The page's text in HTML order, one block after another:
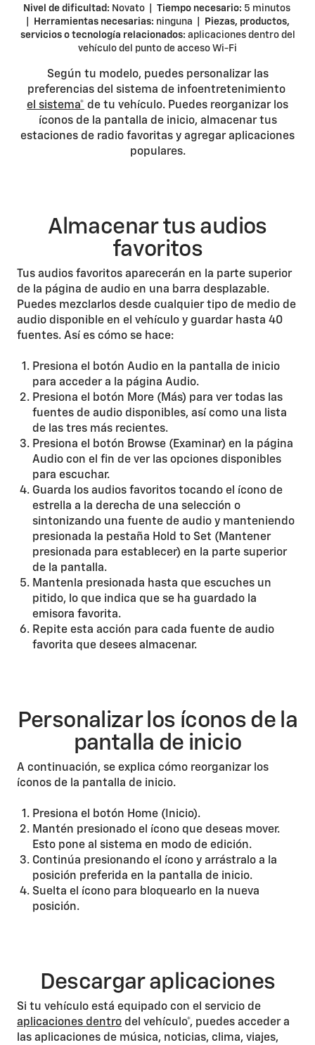
Nivel de dificultad: Novato | Tiempo necesario: 5 minutos
Herramientas necesarias: ninguna |
Piezas, productos,
servicios o tecnología relacionados: aplicaciones dentro del
vehículo del punto de acceso Wi-Fi
Según tu modelo, puedes personalizar las
preferencias del sistema de infoentretenimiento
el sistema* de tu vehículo. Puedes reorganizar los
íconos de la pantalla de inicio, almacenar tus
estaciones de radio favoritas y agregar aplicaciones
populares.
Almacenar tus audios
favoritos
Tus audios favoritos aparecerán en la parte superior
de la página de audio en una barra desplazable.
Puedes mezclarlos desde cualquier tipo de medio de
audio disponible en el vehículo y guardar hasta 40
fuentes. Así es cómo se hace:
Presiona el botón Audio en la pantalla de inicio
para acceder a la página Audio.
Presiona el botón More (Más) para ver todas las
fuentes de audio disponibles, así como una lista
de las tres más recientes.
Presiona el botón Browse (Examinar) en la página
Audio con el fin de ver las opciones disponibles
para escuchar.
Guarda los audios favoritos tocando el ícono de
estrella a la derecha de una selección o
sintonizando una fuente de audio y manteniendo
presionada la pestaña Hold to Set (Mantener
presionada para establecer) en la parte superior
de la pantalla.
Mantenla presionada hasta que escuches un
pitido, lo que indica que se ha guardado la
emisora favorita.
Repite esta acción para cada fuente de audio
favorita que desees almacenar.
Personalizar los íconos de la
pantalla de inicio
A continuación, se explica cómo reorganizar los
íconos de la pantalla de inicio.
Presiona el botón Home (Inicio).
Mantén presionado el ícono que deseas mover.
Esto pone al sistema en modo de edición.
Continúa presionando el ícono y arrástralo a la
posición preferida en la pantalla de inicio.
Suelta el ícono para bloquearlo en la nueva
posición.
Descargar aplicaciones
Si tu vehículo está equipado con el servicio de
aplicaciones dentro del vehículo*, puedes acceder a
las aplicaciones de música, noticias, clima, viajes,